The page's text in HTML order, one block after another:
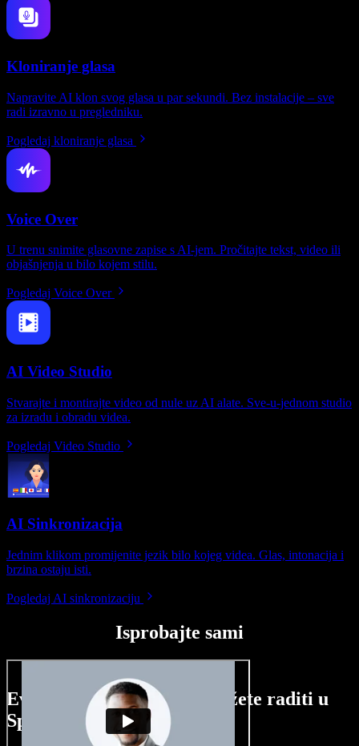
Kloniranje glasa
Napravite AI klon svog glasa u par sekundi. Bez instalacije – sve
radi izravno u pregledniku.
Pogledaj kloniranje glasa
Voice Over
U trenu snimite glasovne zapise s AI-jem. Pročitajte tekst, video ili
objašnjenja u bilo kojem stilu.
Pogledaj Voice Over
AI Video Studio
Stvarajte i montirajte video od nule uz AI alate. Sve-u-jednom studio
za izradu i obradu videa.
Pogledaj Video Studio
AI Sinkronizacija
Jednim klikom promijenite jezik bilo kojeg videa. Glas, intonacija i
brzina ostaju isti.
Pogledaj AI sinkronizaciju
Isprobajte sami
Evo malog pregleda što možete raditi u
Speechify Studiju.